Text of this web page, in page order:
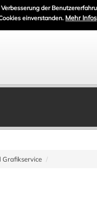
der
einverstanden. Mehr Infos
Grafikservice